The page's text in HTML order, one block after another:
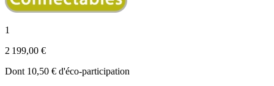
1
2 199,00 €
Dont 10,50 € d'éco-participation